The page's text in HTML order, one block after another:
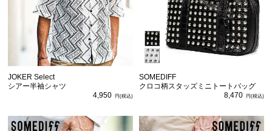
JOKER Select
シアー半袖シャツ
4,950
SOMEDIFF
クロコ柄スタッズミニトートバッグ
8,470